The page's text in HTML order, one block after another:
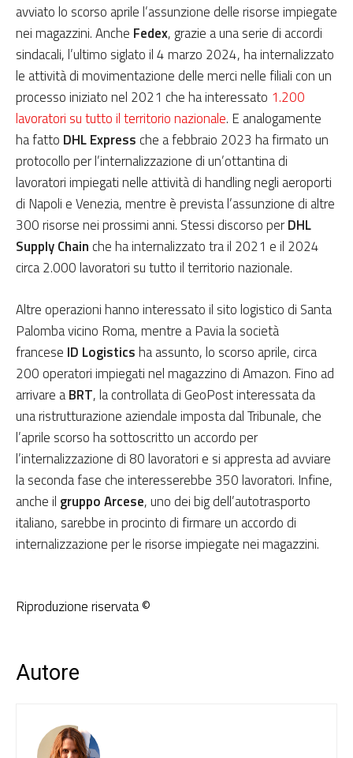
avviato lo scorso aprile l’assunzione delle risorse impiegate
nei magazzini. Anche Fedex, grazie a una serie di accordi
sindacali, l’ultimo siglato il 4 marzo 2024, ha internalizzato
le attività di movimentazione delle merci nelle filiali con un
processo iniziato nel 2021 che ha interessato 1.200
lavoratori su tutto il territorio nazionale. E analogamente
ha fatto DHL Express che a febbraio 2023 ha firmato un
protocollo per l’internalizzazione di un’ottantina di
lavoratori impiegati nelle attività di handling negli aeroporti
di Napoli e Venezia, mentre è prevista l’assunzione di altre
300 risorse nei prossimi anni. Stessi discorso perDHL
Supply Chain che ha internalizzato tra il 2021 e il 2024
circa 2.000 lavoratori su tutto il territorio nazionale.
Altre operazioni hanno interessato il sito logistico di Santa
Palomba vicino Roma, mentre a Pavia la società
francese ID Logisticsha assunto, lo scorso aprile, circa
200 operatori impiegati nel magazzino di Amazon. Fino ad
arrivare aBRT, la controllata di GeoPost interessata da
una ristrutturazione aziendale imposta dal Tribunale, che
l’aprile scorso ha sottoscritto un accordo per
l’internalizzazione di 80 lavoratori e si appresta ad avviare
la seconda fase che interesserebbe 350 lavoratori. Infine,
anche il gruppo Arcese, uno dei big dell’autotrasporto
italiano, sarebbe in procinto di firmare un accordo di
internalizzazione per le risorse impiegate nei magazzini.
Riproduzione riservata ©
Autore